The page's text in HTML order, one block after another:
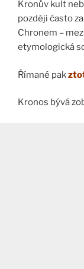
Kronův kult
později často
Chronem –
etymologická
Římané pak
Kronos bývá